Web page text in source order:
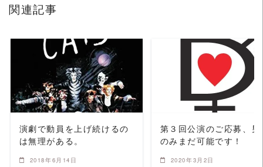
関連記事
READ MORE
演劇で動員を上げ続けるの
は無理がある。
2018年6月14日
READ MORE
第３回公演のご応募、男
のみまだ可能です！
2020年3月2日